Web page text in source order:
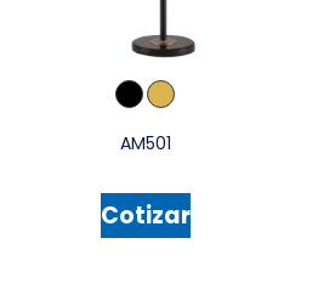
AM501
Cotizar